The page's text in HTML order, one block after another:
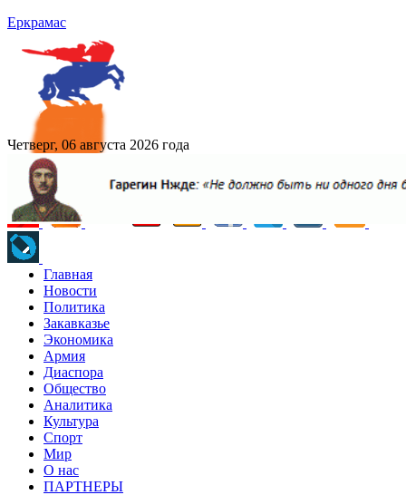
Еркрамас
Четверг, 06 августа 2026 года
Главная
Новости
Политика
Закавказье
Экономика
Армия
Диаспора
Общество
Аналитика
Культура
Спорт
Мир
О нас
ПАРТНЕРЫ